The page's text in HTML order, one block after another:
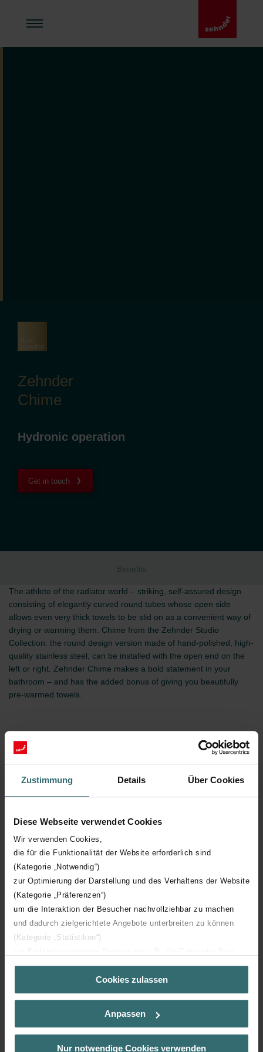
Zustimmung Details Über Cookies
Diese Webseite verwendet Cookies
Wir verwenden Cookies,
die für die Funktionalität der Website erforderlich sind
(Kategorie „Notwendig“)
zur Optimierung der Darstellung und des Verhaltens der Website
(Kategorie „Präferenzen“)
um die Interaktion der Besucher nachvollziehbar zu machen
und dadurch zielgerichtete Angebote unterbreiten zu können
(Kategorie „Statistiken“)
(Kategorie „Marketing“)
Über „Details zeigen“ bzw. die Datenschutzerklärung erhalten
Sie weitere Informationen. Durch die Auswahl der Kategorie
der Auswahl von „Statistiken“ willigen Sie ein, dass wir Ihren
Besuchsverlauf auf unserer Website verwenden, um Ihnen die
bestmögliche Nutzererfahrung zu ermöglichen und Ihnen
Cookies zulassen
Anpassen
Nur notwendige Cookies verwenden
Zehnder
Chime
Hydronic operation
Get in touch
Benefits
The athlete of the radiator world – striking, self-assured design
consisting of elegantly curved round tubes whose open side
allows even very thick towels to be slid on as a convenient way of
drying or warming them. Chime from the Zehnder Studio
Collection: the round design version made of hand-polished, high-
quality stainless steel; can be installed with the open end on the
left or right. Zehnder Chime makes a bold statement in your
bathroom – and has the added bonus of giving you beautifully
pre-warmed towels.
Benefits
The very best in practical comfort
The hard-wearing stainless steel surface and the
radiator’s ergonomic shape make cleaning quick and
Hand-polished stainless steel
Available for operation on central heating system
Downloads